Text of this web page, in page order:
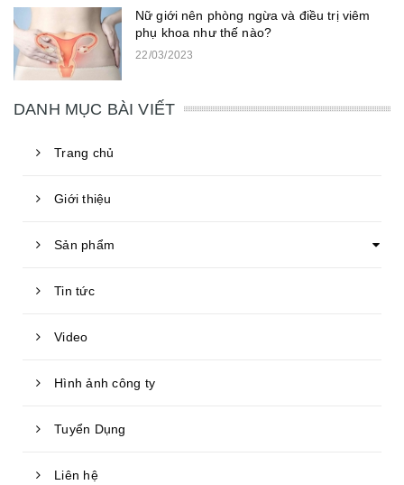
Nữ giới nên phòng ngừa và điều trị viêm
phụ khoa như thế nào?
22/03/2023
DANH MỤC BÀI VIẾT
Trang chủ
Giới thiệu
Sản phẩm
Tin tức
Video
Hình ảnh công ty
Tuyển Dụng
Liên hệ